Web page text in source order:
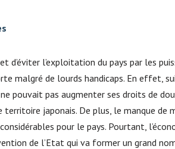
d’éviter l’exploitation du pays par les
malgré de lourds handicaps. En effet,
pouvait pas augmenter ses droits de
japonais. De plus, le manque de
pour le pays. Pourtant,
de l’Etat qui va former un grand